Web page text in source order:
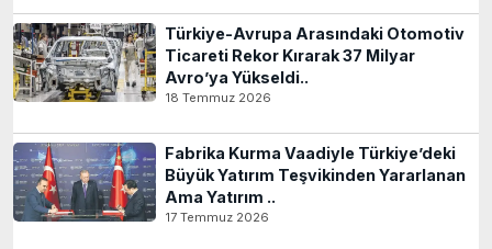
Türkiye-Avrupa Arasındaki Otomotiv
Ticareti Rekor Kırarak 37 Milyar
Avro’ya Yükseldi..
18 Temmuz 2026
Fabrika Kurma Vaadiyle Türkiye’deki
Büyük Yatırım Teşvikinden Yararlanan
Ama Yatırım ..
17 Temmuz 2026